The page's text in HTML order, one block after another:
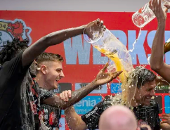
berlin
nord
wahrheit
verlag